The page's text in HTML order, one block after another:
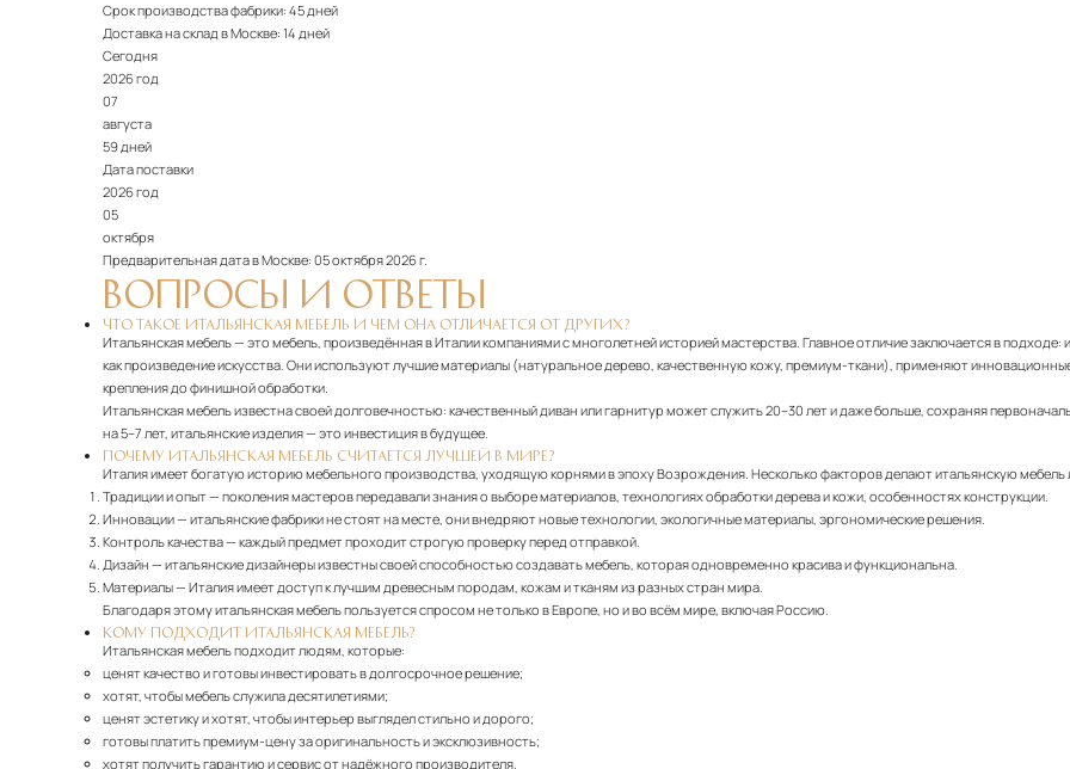
Срок производства фабрики: 45 дней
Доставка на склад в Москве: 14 дней
Сегодня
2026 год
07
августа
59 дней
Дата поставки
2026 год
05
октября
Предварительная дата в Москве:05 октября 2026 г.
ВОПРОСЫ И ОТВЕТЫ
ЧТО ТАКОЕ ИТАЛЬЯНСКАЯ МЕБЕЛЬ И ЧЕМ ОНА ОТЛИЧАЕТСЯ ОТ ДРУГИХ?
Итальянская мебель — это мебель, произведённая в Италии компаниями с многолетней историей мастерства. Главное отличие заключается в
как произведение искусства. Они используют лучшие материалы (натуральное дерево, качественную кожу, премиум-ткани), применяют
крепления до финишной обработки.
Итальянская мебель известна своей долговечностью: качественный диван или гарнитур может служить 20–30 лет и даже больше, сохраняя
на 5–7 лет, итальянские изделия — это инвестиция в будущее.
ПОЧЕМУ ИТАЛЬЯНСКАЯ МЕБЕЛЬ СЧИТАЕТСЯ ЛУЧШЕЙ В МИРЕ?
Италия имеет богатую историю мебельного производства, уходящую корнями в эпоху Возрождения. Несколько факторов делают итальянскую
Традиции и опыт— поколения мастеров передавали знания о выборе материалов, технологиях обработки дерева и кожи, особенностях конструкции.
Инновации— итальянские фабрики не стоят на месте, они внедряют новые технологии, экологичные материалы, эргономические решения.
Контроль качества— каждый предмет проходит строгую проверку перед отправкой.
Дизайн — итальянские дизайнеры известны своей способностью создавать мебель, которая одновременно красива и функциональна.
Материалы— Италия имеет доступ к лучшим древесным породам, кожам и тканям из разных стран мира.
Благодаря этому итальянская мебель пользуется спросом не только в Европе, но и во всём мире, включая Россию.
КОМУ ПОДХОДИТ ИТАЛЬЯНСКАЯ МЕБЕЛЬ?
Итальянская мебель подходит людям, которые:
ценят качество и готовы инвестировать в долгосрочное решение;
хотят, чтобы мебель служила десятилетиями;
ценят эстетику и хотят, чтобы интерьер выглядел стильно и дорого;
готовы платить премиум-цену за оригинальность и эксклюзивность;
хотят получить гарантию и сервис от надёжного производителя.